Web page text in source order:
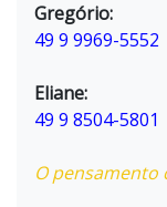
Gregório:
49 9 9969-5552
Eliane:
49 9 8504-5801
O pensamento